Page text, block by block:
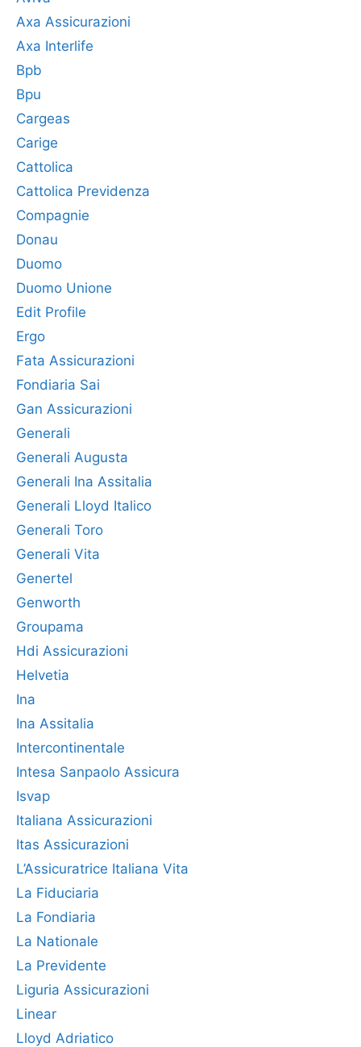
Axa Assicurazioni
Axa Interlife
Bpb
Bpu
Cargeas
Carige
Cattolica
Cattolica Previdenza
Compagnie
Donau
Duomo
Duomo Unione
Edit Profile
Ergo
Fata Assicurazioni
Fondiaria Sai
Gan Assicurazioni
Generali
Generali Augusta
Generali Ina Assitalia
Generali Lloyd Italico
Generali Toro
Generali Vita
Genertel
Genworth
Groupama
Hdi Assicurazioni
Helvetia
Ina
Ina Assitalia
Intercontinentale
Intesa Sanpaolo Assicura
Isvap
Italiana Assicurazioni
Itas Assicurazioni
L’Assicuratrice Italiana Vita
La Fiduciaria
La Fondiaria
La Nationale
La Previdente
Liguria Assicurazioni
Linear
Lloyd Adriatico